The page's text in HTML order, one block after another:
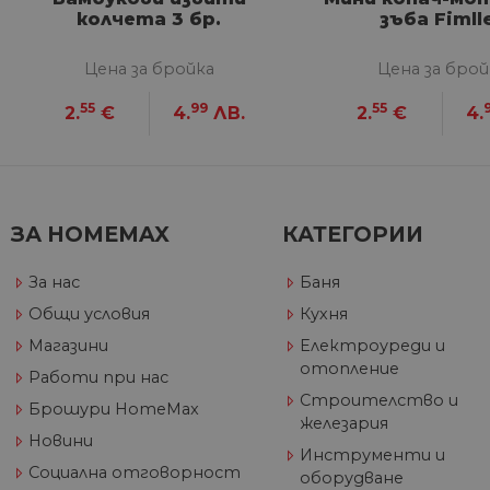
колчета 3 бр.
Цена за бройка
2.55 € 4.99 ЛВ.
зъба
Цена за
2.55 € 4.
ЗА HOMEMAX
За нас
Общи условия
Магазини
Работи при нас
Брошури HomeMax
Новини
Социална отговорност
КАТЕГОРИИ
Баня
Кухня
Електроуреди и
отопление
Строителство и
железария
Инструменти и
оборудване
LLC
__utmz
VISITOR_INFO1_LIVE
_gcl_au
GeneralAppGenSession